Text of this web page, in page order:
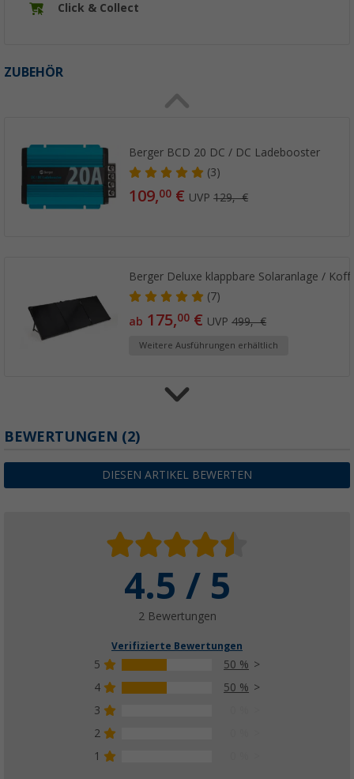
Click & Collect
ZUBEHÖR
Berger BCD 20 DC / DC Ladebooster
(3)
109,00 € UVP129,- €
Berger Deluxe klappbare Solaranlage /
(7)
ab 175,00 € UVP499,- €
Weitere Ausführungen erhältlich
Laderegler
(Über100)
119, 00€
Berger SW Sinus Wechselrichter mit
(4)
ab199,00€UVP
BEWERTUNGEN (2)
DIESEN ARTIKEL BEWERTEN
4.5 / 5
2 Bewertungen
Verifizierte Bewertungen
5
50 %
4
50 %
3
2
1